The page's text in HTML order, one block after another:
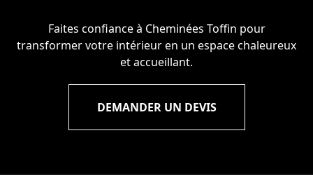
Faites confiance à Cheminées Toffin pour
transformer votre intérieur en un espace chaleureux
et accueillant.
DEMANDER UN DEVIS